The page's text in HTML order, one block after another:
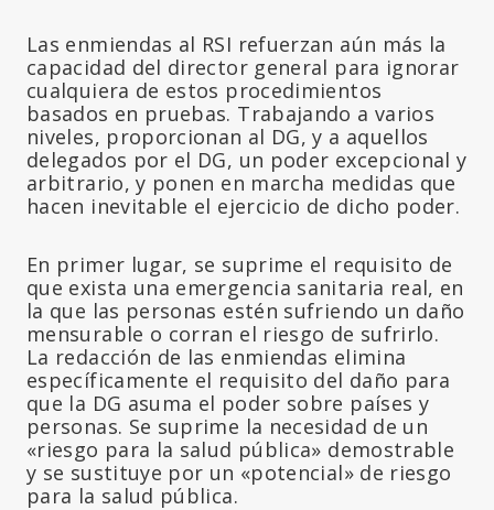
Las enmiendas al RSI refuerzan aún más la
capacidad del director general para ignorar
cualquiera de estos procedimientos
basados en pruebas. Trabajando a varios
niveles, proporcionan al DG, y a aquellos
delegados por el DG, un poder excepcional y
arbitrario, y ponen en marcha medidas que
hacen inevitable el ejercicio de dicho poder.
En primer lugar, se suprime el requisito de
que exista una emergencia sanitaria real, en
la que las personas estén sufriendo un daño
mensurable o corran el riesgo de sufrirlo.
La redacción de las enmiendas elimina
específicamente el requisito del daño para
que la DG asuma el poder sobre países y
personas. Se suprime la necesidad de un
«riesgo para la salud pública» demostrable
y se sustituye por un «potencial» de riesgo
para la salud pública.